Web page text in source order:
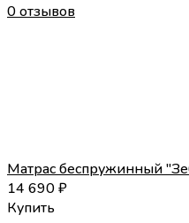
0 отзывов
Матрас беспружинный
14 690₽
Купить